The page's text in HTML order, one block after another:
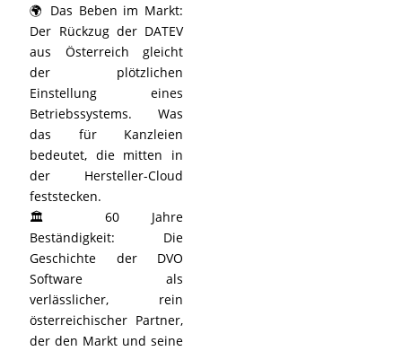
🌍 Das Beben im Markt:
Der Rückzug der DATEV
aus Österreich gleicht
der plötzlichen
Einstellung eines
Betriebssystems. Was
das für Kanzleien
bedeutet, die mitten in
der Hersteller-Cloud
feststecken.
🏛️ 60 Jahre
Beständigkeit: Die
Geschichte der DVO
Software als
verlässlicher, rein
österreichischer Partner,
der den Markt und seine